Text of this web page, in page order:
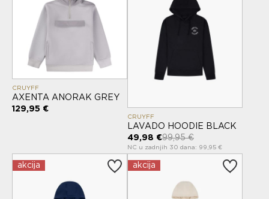
CRUYFF
AXENTA ANORAK GREY
129,95 €
CRUYFF
LAVADO HOODIE BLACK
49,98 €99,95 €
NC u zadnjih 30 dana: 99,95 €
akcija akcija